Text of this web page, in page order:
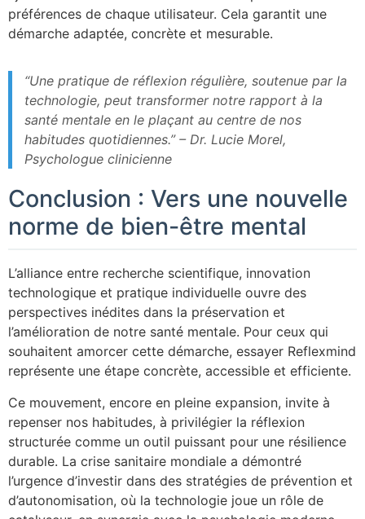
préférences de chaque utilisateur. Cela garantit une
démarche adaptée, concrète et mesurable.
“Une pratique de réflexion régulière, soutenue par la
technologie, peut transformer notre rapport à la
santé mentale en le plaçant au centre de nos
habitudes quotidiennes.” – Dr. Lucie Morel,
Psychologue clinicienne
Conclusion : Vers une nouvelle
norme de bien-être mental
L’alliance entre recherche scientifique, innovation
technologique et pratique individuelle ouvre des
perspectives inédites dans la préservation et
l’amélioration de notre santé mentale. Pour ceux qui
souhaitent amorcer cette démarche, essayer Reflexmind
représente une étape concrète, accessible et efficiente.
Ce mouvement, encore en pleine expansion, invite à
repenser nos habitudes, à privilégier la réflexion
structurée comme un outil puissant pour une résilience
durable. La crise sanitaire mondiale a démontré
l’urgence d’investir dans des stratégies de prévention et
d’autonomisation, où la technologie joue un rôle de